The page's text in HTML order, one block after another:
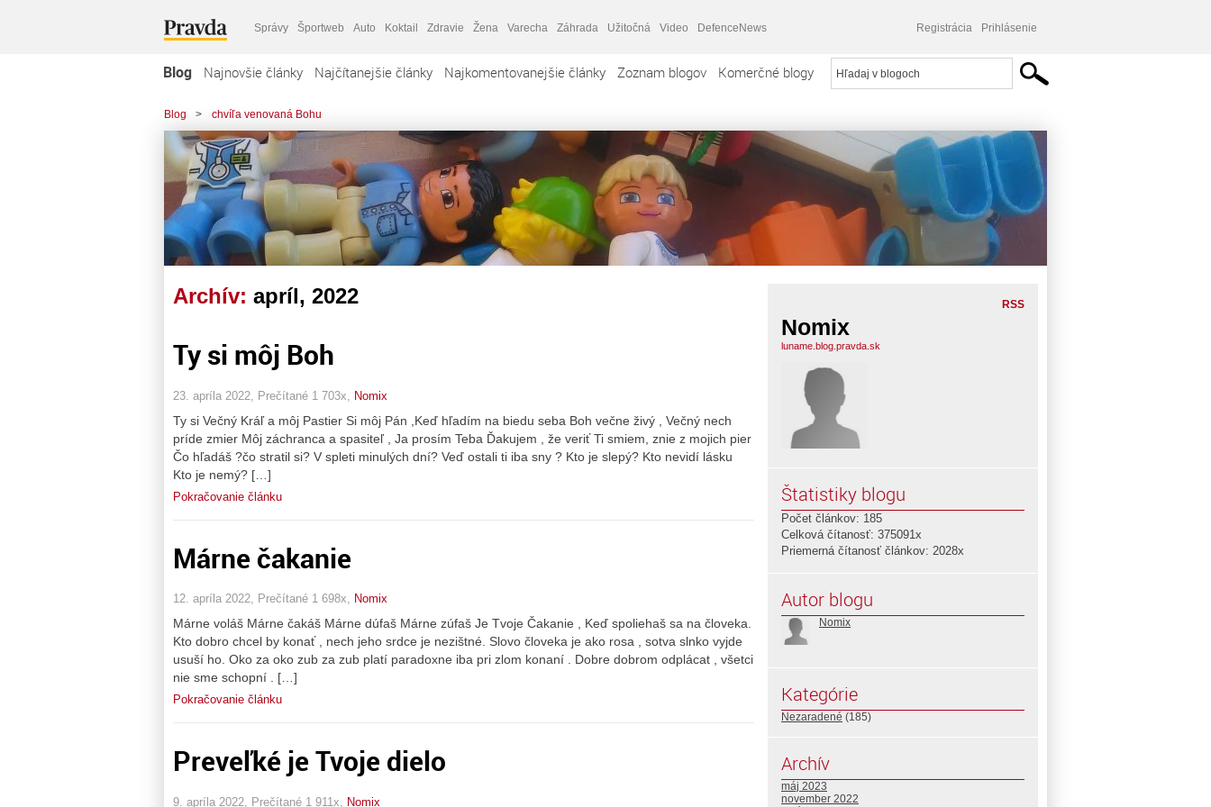
Správy Športweb Auto Koktail Zdravie Žena Varecha Záhrada Užitočná Video DefenceNews Registrácia Prihlásenie
Blog Najnovšie články Najčítanejšie články Najkomentovanejšie články Zoznam blogov Komerčné blogy
Blog > chvíľa venovaná Bohu
Archív: apríl, 2022
Ty si môj Boh
23. apríla 2022, Prečítané 1 703x, Nomix
Ty si Večný Kráľ a môj Pastier Si môj Pán ,Keď hľadím na biedu seba Boh večne živý , Večný nech
príde zmier Môj záchranca a spasiteľ , Ja prosím Teba Ďakujem , že veriť Ti smiem, znie z mojich pier
Čo hľadáš ?čo stratil si? V spleti minulých dní? Veď ostali ti iba sny ? Kto je slepý? Kto nevidí lásku
Kto je nemý? […]
Pokračovanie článku
Márne čakanie
12. apríla 2022, Prečítané 1 698x, Nomix
Márne voláš Márne čakáš Márne dúfaš Márne zúfaš Je Tvoje Čakanie , Keď spoliehaš sa na človeka.
Kto dobro chcel by konať , nech jeho srdce je nezištné. Slovo človeka je ako rosa , sotva slnko vyjde
usuší ho. Oko za oko zub za zub platí paradoxne iba pri zlom konaní . Dobre dobrom odplácat , všetci
nie sme schopní . […]
Pokračovanie článku
Preveľké je Tvoje dielo
9. apríla 2022, Prečítané 1 911x, Nomix
RSS
Nomix
luname.blog.pravda.sk
Štatistiky blogu
Počet článkov: 185
Celková čítanosť: 375091x
Priemerná čítanosť článkov: 2028x
Autor blogu
Nomix
Kategórie
Nezaradené (185)
Archív
máj 2023
november 2022